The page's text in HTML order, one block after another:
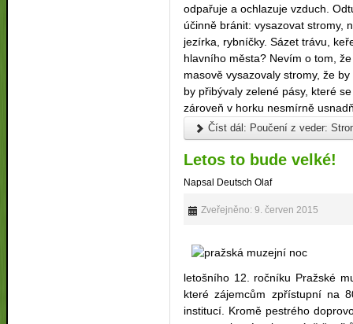
odpařuje a ochlazuje vzduch.
účinně bránit: vysazovat stromy,
jezírka, rybníčky. Sázet trávu,
hlavního města? Nevím o tom,
masově vysazovaly stromy, že
by přibývaly zelené pásy, které
zároveň v horku nesmírně
Číst dál: Poučení z veder:
Letos to bude velké!
Napsal Deutsch Olaf
Zveřejněno: 9. červen 2015
letošního 12. ročníku Pražské
které zájemcům zpřístupní na
institucí. Kromě pestrého